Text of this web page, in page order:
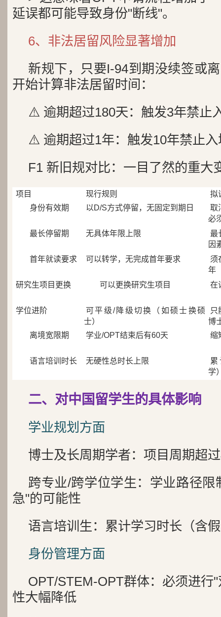
延误都可能导致身份"断线"。
6、非法居留风险显著增加
新规下，只要I-94到期没续签或
开始计算非法居留时间：
⚠️ 逾期超过180天：触发3年禁止
⚠️ 逾期超过1年：触发10年禁止入
F1 新旧规对比：一目了然的重大
项目 现行规则
拟
身份有效期
以D/S方式停留，无固定到期日
取
必
最长停留期
无具体年限上限
最
因
首年就读要求
可以转学，无完成首年要求
须
年
研究生项目更换
可以更换研究生项目 在
学位进阶
可平级/降级切换（如硕士换硕
士）
只
博
离境宽限期
学业/OPT结束后有60天 缩
语言培训时长 无硬性总时长上限
学
二、对中国留学生的具体影响
学业规划方面
博士及长周期学者：项目周期超
跨专业/跨学位学生：学业路径
急"的可能性
语言培训生：累计学习时长（含
身份管理方面
OPT/STEM-OPT群体：必须进行
性大幅降低